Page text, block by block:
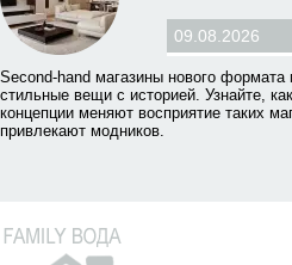
09.08.2026
Second-hand магазины нового формата
стильные вещи с историей. Узнайте,
концепции меняют восприятие таких
привлекают модников.